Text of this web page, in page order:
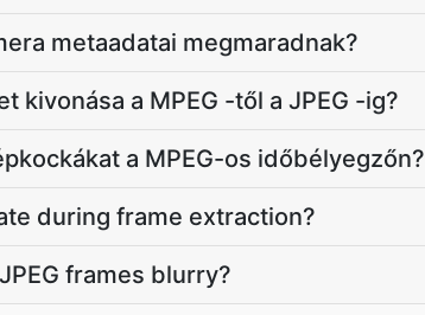
metaadatai megmaradnak?
kivonása a MPEG -től a JPEG -ig?
a MPEG-os időbélyegzőn?
during frame extraction?
frames blurry?